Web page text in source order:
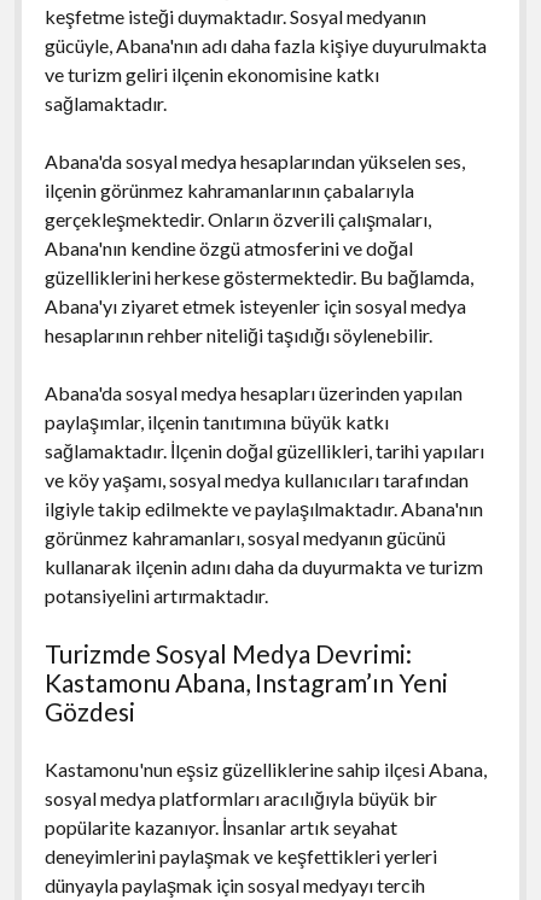
keşfetme isteği duymaktadır. Sosyal medyanın
gücüyle, Abana'nın adı daha fazla kişiye duyurulmakta
ve turizm geliri ilçenin ekonomisine katkı
sağlamaktadır.
Abana'da sosyal medya hesaplarından yükselen ses,
ilçenin görünmez kahramanlarının çabalarıyla
gerçekleşmektedir. Onların özverili çalışmaları,
Abana'nın kendine özgü atmosferini ve doğal
güzelliklerini herkese göstermektedir. Bu bağlamda,
Abana'yı ziyaret etmek isteyenler için sosyal medya
hesaplarının rehber niteliği taşıdığı söylenebilir.
Abana'da sosyal medya hesapları üzerinden yapılan
paylaşımlar, ilçenin tanıtımına büyük katkı
sağlamaktadır. İlçenin doğal güzellikleri, tarihi yapıları
ve köy yaşamı, sosyal medya kullanıcıları tarafından
ilgiyle takip edilmekte ve paylaşılmaktadır. Abana'nın
görünmez kahramanları, sosyal medyanın gücünü
kullanarak ilçenin adını daha da duyurmakta ve turizm
potansiyelini artırmaktadır.
Turizmde Sosyal Medya Devrimi:
Kastamonu Abana, Instagram’ın Yeni
Gözdesi
Kastamonu'nun eşsiz güzelliklerine sahip ilçesi Abana,
sosyal medya platformları aracılığıyla büyük bir
popülarite kazanıyor. İnsanlar artık seyahat
deneyimlerini paylaşmak ve keşfettikleri yerleri
dünyayla paylaşmak için sosyal medyayı tercih